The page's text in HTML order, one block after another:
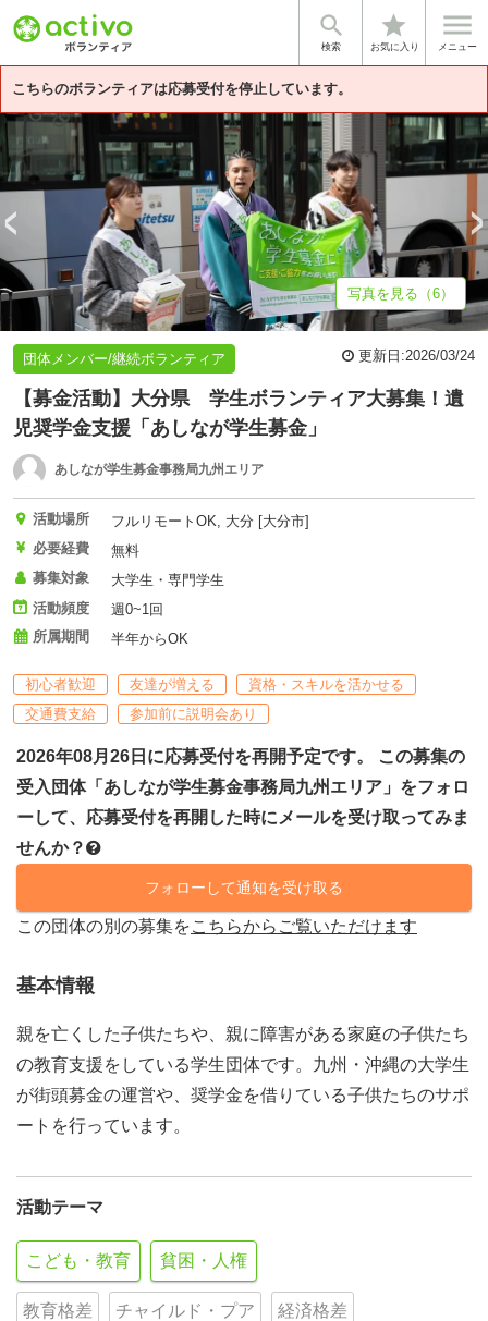

検索
star
お気に入り

メニュー
こちらのボランティアは応募受付を停止しています。
基本情報 募集詳細 団体情報
写真を見る（6）
団体メンバー/継続ボランティア 更新日:2026/03/24
【募金活動】大分県 学生ボランティア大募集！遺
児奨学金支援「あしなが学生募金」
あしなが学生募金事務局九州エリア
活動場所
フルリモートOK, 大分 [大分市]
必要経費
無料
募集対象
大学生・専門学生
活動頻度
週0~1回
所属期間
半年からOK
初心者歓迎 友達が増える
資格・スキルを活かせる
交通費支給
参加前に説明会あり
2026年08月26日に応募受付を再開予定です。 この募集の
受入団体「あしなが学生募金事務局九州エリア」をフォロ
ーして、応募受付を再開した時にメールを受け取ってみま
せんか？
フォローして通知を受け取る
この団体の別の募集をこちらからご覧いただけます
基本情報
親を亡くした子供たちや、親に障害がある家庭の子供たち
の教育支援をしている学生団体です。九州・沖縄の大学生
が街頭募金の運営や、奨学金を借りている子供たちのサポ
ートを行っています。
活動テーマ
こども・教育 貧困・人権
教育格差 チャイルド・プア 経済格差